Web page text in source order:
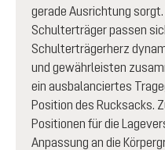
gerade Ausrichtung
Schulterträger passen
Schulterträgerherz
und gewährleisten
ein ausbalanciertes
Position des Rucksacks.
Positionen für die
Anpassung an die